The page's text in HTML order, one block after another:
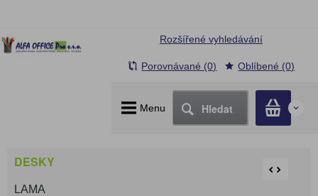
Menu Hledat 0
Rozšířené vyhledávání
Porovnávané (0) Oblíbené (0)
DESKY
LAMA